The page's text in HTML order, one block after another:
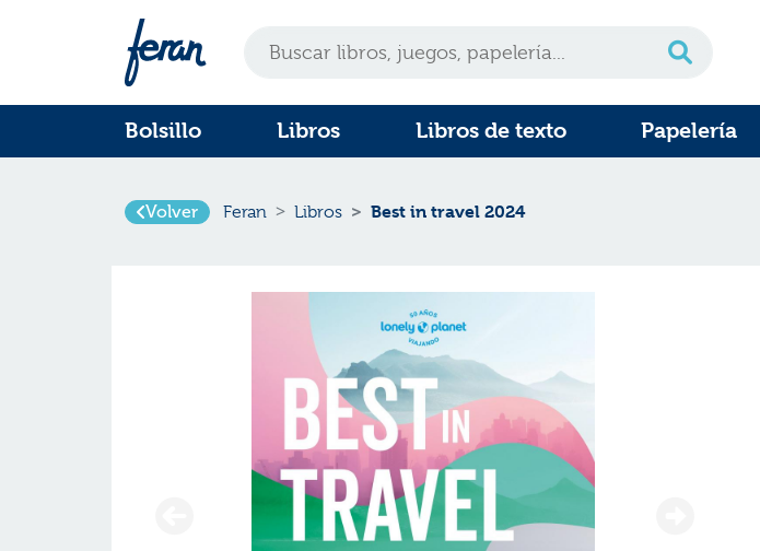
Bolsillo Libros Libros de texto Papelería
Volver Feran Libros Best in travel 2024